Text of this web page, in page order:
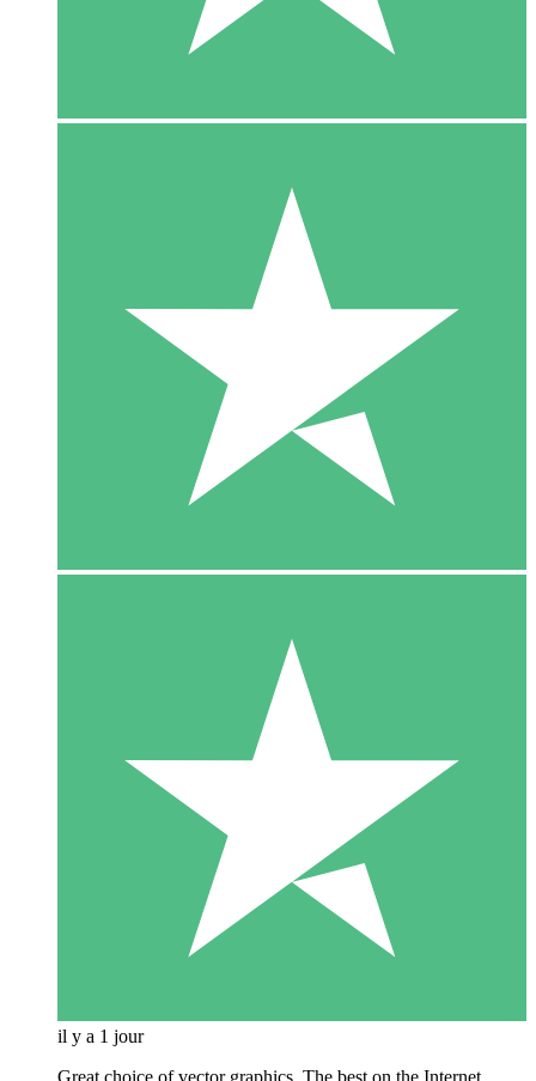
il y a 1 jour
Great choice of vector graphics. The best on the Internet.